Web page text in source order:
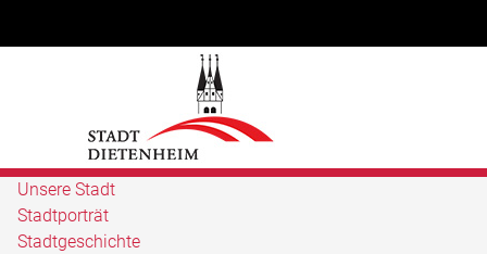
Unsere Stadt
Stadtporträt
Stadtgeschichte